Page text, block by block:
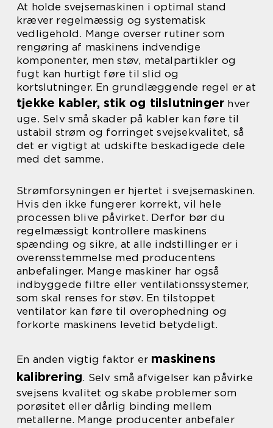
At holde svejsemaskinen i optimal stand
kræver regelmæssig og systematisk
vedligehold. Mange overser rutiner som
rengøring af maskinens indvendige
komponenter, men støv, metalpartikler og
fugt kan hurtigt føre til slid og
kortslutninger. En grundlæggende regel er at
tjekke kabler, stik og tilslutninger hver
uge. Selv små skader på kabler kan føre til
ustabil strøm og forringet svejsekvalitet, så
det er vigtigt at udskifte beskadigede dele
med det samme.
Strømforsyningen er hjertet i svejsemaskinen.
Hvis den ikke fungerer korrekt, vil hele
processen blive påvirket. Derfor bør du
regelmæssigt kontrollere maskinens
spænding og sikre, at alle indstillinger er i
overensstemmelse med producentens
anbefalinger. Mange maskiner har også
indbyggede filtre eller ventilationssystemer,
som skal renses for støv. En tilstoppet
ventilator kan føre til overophedning og
forkorte maskinens levetid betydeligt.
En anden vigtig faktor er maskinens
kalibrering. Selv små afvigelser kan påvirke
svejsens kvalitet og skabe problemer som
porøsitet eller dårlig binding mellem
metallerne. Mange producenter anbefaler